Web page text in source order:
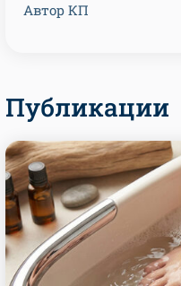
Автор КП
Публикации